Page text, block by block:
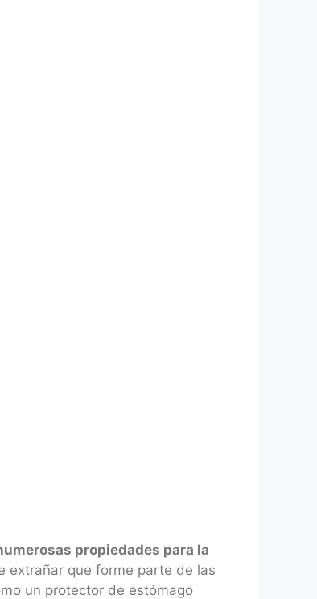
propiedades para la
extrañar que forme parte de las
un protector de estómago